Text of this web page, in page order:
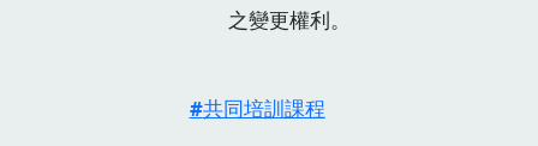
之變更權利。
共同培訓課程